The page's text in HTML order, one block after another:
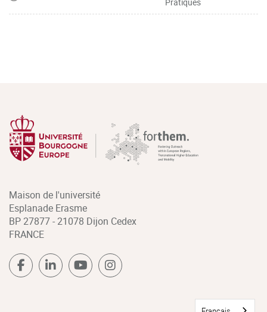
Maison de l'université
Esplanade Erasme
BP 27877 - 21078 Dijon Cedex
FRANCE